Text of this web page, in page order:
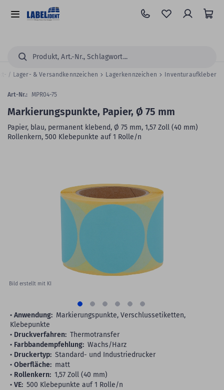
Hauptinhalt
springen
Alle
Suchen...
/ Lager- & Versandkennzeichen Lagerkennzeichen Inventuraufkleber
Bild erstellt mit KI
Markierungspunkte, Papier, Ø 75 mm
Papier, blau, permanent klebend, Ø 75 mm, 1,57 Zoll (40 mm)
Rollenkern, 500 Klebepunkte auf 1 Rolle/n
Art-Nr.: MPR04-75
Anwendung: Markierungspunkte, Verschlussetiketten,
Klebepunkte
Druckverfahren: Thermotransfer
Farbbandempfehlung: Wachs/Harz
Druckertyp: Standard- und Industriedrucker
Oberfläche: matt
Rollenkern: 1,57 Zoll (40 mm)
VE: 500 Klebepunkte auf 1 Rolle/n